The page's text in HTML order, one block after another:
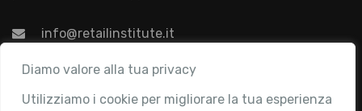
Diamo valore alla tua privacy
Utilizziamo i cookie per migliorare la tua esperienza
info@retailinstitute.it
Associazione
Chi siamo